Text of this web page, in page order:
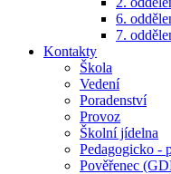
6.
7.
Kontakty
Škola
Vedení
Poradenství
Provoz
Školní jídelna
Pedagogicko -
Pověřenec